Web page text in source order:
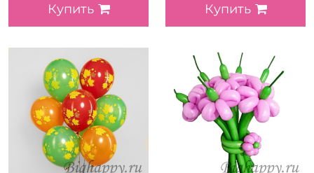
Купить Купить